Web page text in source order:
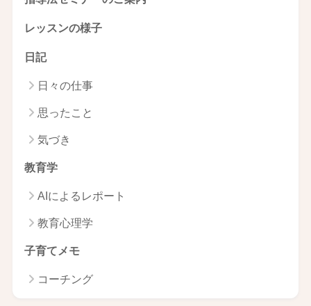
レッスンの様子
日記
日々の仕事
思ったこと
気づき
教育学
AIによるレポート
教育心理学
子育てメモ
コーチング